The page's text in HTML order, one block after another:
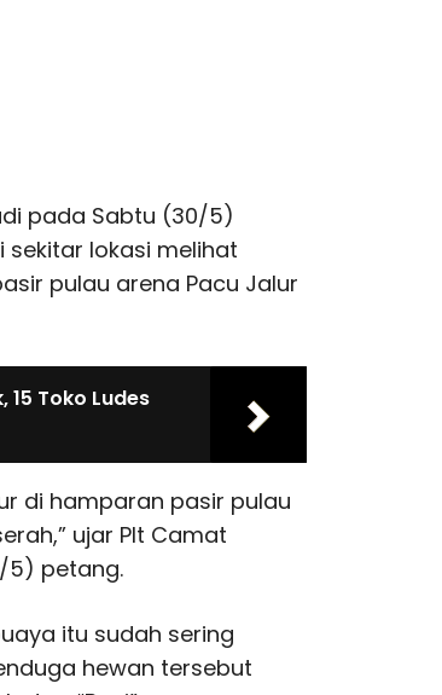
pada Sabtu (30/5)
sekitar lokasi melihat
pulau arena Pacu Jalur
Toko Ludes
di hamparan pasir pulau
ujar Plt Camat
5) petang.
itu sudah sering
hewan tersebut